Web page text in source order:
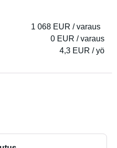
1 068 EUR / varaus
0 EUR / varaus
4,3 EUR / yö